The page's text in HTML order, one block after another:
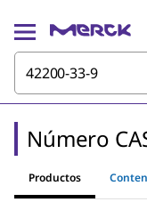
Número
Productos